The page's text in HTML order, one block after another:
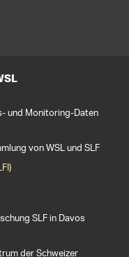
und Monitoring-Daten
von WSL und SLF
SLF in Davos